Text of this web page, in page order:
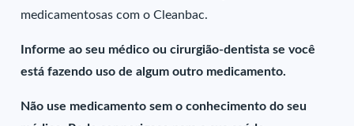
medicamentosas com o Cleanbac.
Informe ao seu médico ou cirurgião-dentista se você
está fazendo uso de algum outro medicamento.
Não use medicamento sem o conhecimento do seu